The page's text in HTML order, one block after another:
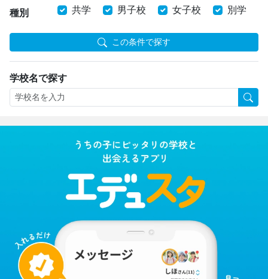
種別 共学 男子校 女子校 別学
この条件で探す
学校名で探す